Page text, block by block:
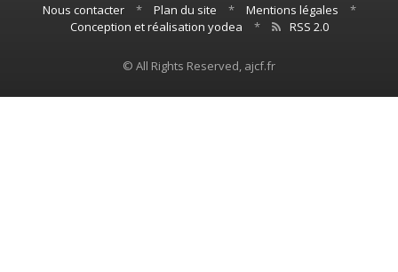
Nous contacter * Plan du site * Mentions légales
*
Conception et réalisation yodea
* RSS 2.0
© All Rights Reserved, ajcf.fr